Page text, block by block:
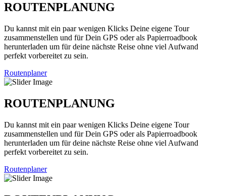
ROUTENPLANUNG
Du kannst mit ein paar wenigen Klicks Deine eigene Tour
zusammenstellen und für Dein GPS oder als Papierroadbook
herunterladen um für deine nächste Reise ohne viel Aufwand
perfekt vorbereitet zu sein.
Routenplaner
ROUTENPLANUNG
Du kannst mit ein paar wenigen Klicks Deine eigene Tour
zusammenstellen und für Dein GPS oder als Papierroadbook
herunterladen um für deine nächste Reise ohne viel Aufwand
perfekt vorbereitet zu sein.
Routenplaner